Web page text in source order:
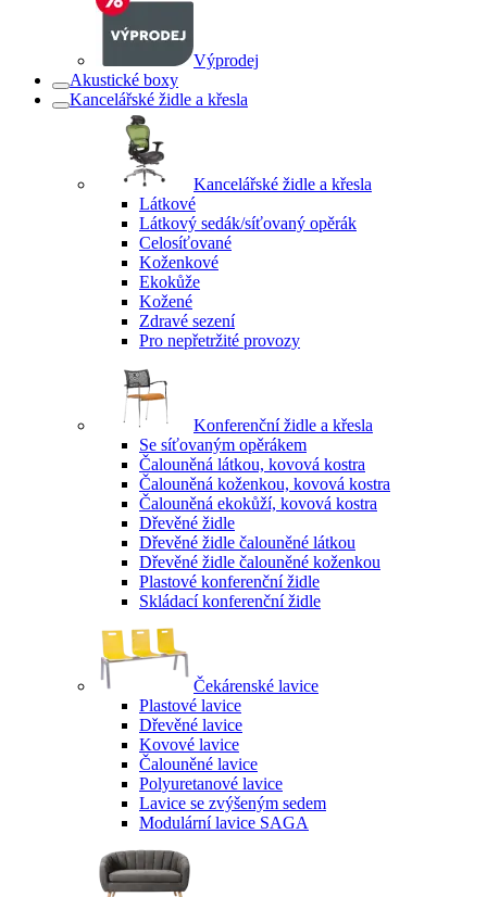
Výprodej
Akustické boxy
Kancelářské židle a křesla
Kancelářské židle a křesla
Látkové
Látkový sedák/síťovaný opěrák
Celosíťované
Koženkové
Ekokůže
Kožené
Zdravé sezení
Pro nepřetržité provozy
Konferenční židle a křesla
Se síťovaným opěrákem
Čalouněná látkou, kovová kostra
Čalouněná koženkou, kovová kostra
Čalouněná ekokůží, kovová kostra
Dřevěné židle
Dřevěné židle čalouněné látkou
Dřevěné židle čalouněné koženkou
Plastové konferenční židle
Skládací konferenční židle
Čekárenské lavice
Plastové lavice
Dřevěné lavice
Kovové lavice
Čalouněné lavice
Polyuretanové lavice
Lavice se zvýšeným sedem
Modulární lavice SAGA